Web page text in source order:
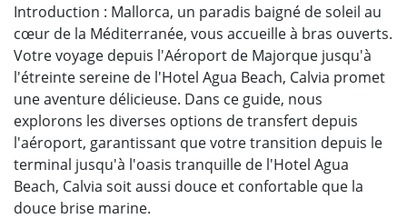
Introduction : Mallorca, un paradis baigné de soleil au
cœur de la Méditerranée, vous accueille à bras ouverts.
Votre voyage depuis l'Aéroport de Majorque jusqu'à
l'étreinte sereine de l'Hotel Agua Beach, Calvia promet
une aventure délicieuse. Dans ce guide, nous
explorons les diverses options de transfert depuis
l'aéroport, garantissant que votre transition depuis le
terminal jusqu'à l'oasis tranquille de l'Hotel Agua
Beach, Calvia soit aussi douce et confortable que la
douce brise marine.